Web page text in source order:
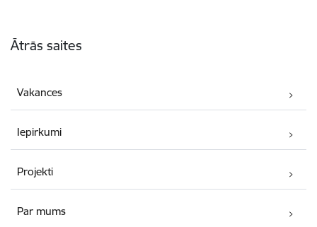
Ātrās saites
Vakances
Iepirkumi
Projekti
Par mums